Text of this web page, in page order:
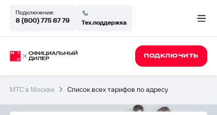
Подключение:
8 (800) 775 87 79 Тех.поддержка
ПОДКЛЮЧИТЬ
МТС в Москве Список всех тарифов по адресу